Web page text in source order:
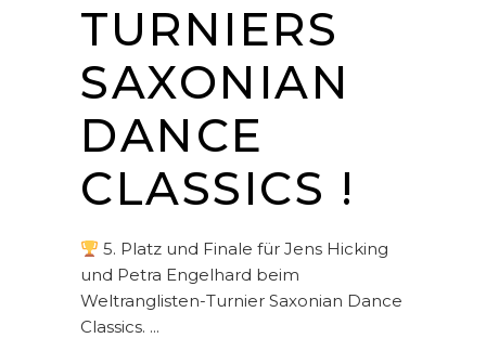
TURNIERS
SAXONIAN
DANCE
CLASSICS !
5. Platz und Finale für Jens Hicking
und Petra Engelhard beim
Weltranglisten-Turnier Saxonian Dance
Classics.